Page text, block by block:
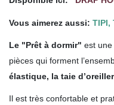
Vous aimerez aussi: TIPI,
Le "Prêt à dormir" est
pièces qui forment
élastique, la taie
Il est très confortable et